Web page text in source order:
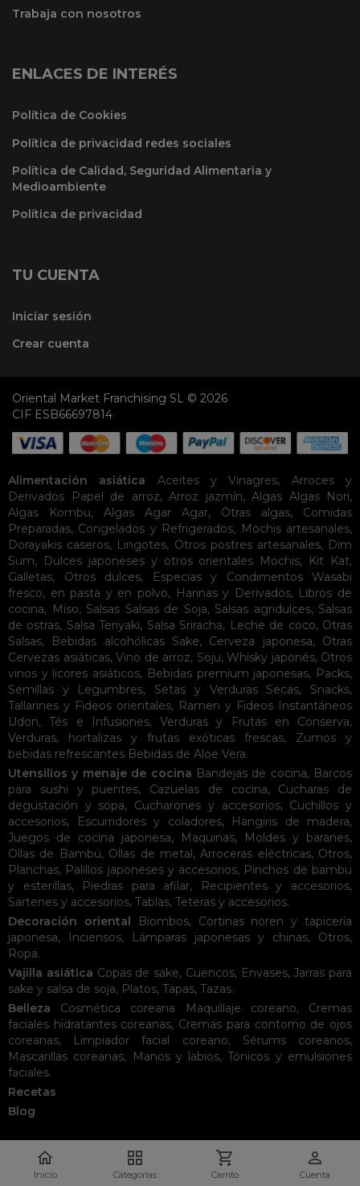
Trabaja con nosotros
ENLACES DE INTERÉS
Política de Cookies
Política de privacidad redes sociales
Política de Calidad, Seguridad Alimentaria y
Medioambiente
Política de privacidad
TU CUENTA
Iniciar sesión
Crear cuenta
Oriental Market Franchising SL © 2026
CIF ESB66697814
Alimentación asiática Aceites y Vinagres, Arroces y
Derivados
Papel de arroz, Arroz jazmín, Algas Algas Nori,
Algas Kombu, Algas Agar Agar, Otras algas, Comidas
Preparadas, Congelados y Refrigerados, Mochis artesanales,
Dorayakis caseros, Lingotes, Otros postres artesanales, Dim
Sum, Dulces japoneses y otros orientales Mochis, Kit Kat,
Galletas, Otros dulces, Especias y Condimentos
Wasabi
fresco, en pasta y en polvo, Harinas y Derivados, Libros de
cocina, Miso, Salsas Salsas de Soja, Salsas agridulces, Salsas
de ostras, Salsa Teriyaki, Salsa Sriracha, Leche de coco, Otras
Salsas, Bebidas alcohólicas Sake, Cerveza japonesa, Otras
Cervezas asiáticas, Vino de arroz, Soju, Whisky japonés, Otros
vinos y licores asiáticos, Bebidas premium japonesas, Packs,
Semillas y Legumbres, Setas y Verduras Secas, Snacks,
Tallarines y Fideos orientales, Ramen y Fideos Instantáneos
Udon,Tés e Infusiones, Verduras y Frutas en Conserva,
Verduras, hortalizas y frutas exóticas frescas, Zumos y
bebidas refrescantes Bebidas de Aloe Vera.
Utensilios y menaje de cocina Bandejas de cocina, Barcos
para sushi y puentes, Cazuelas de cocina, Cucharas de
degustación y sopa, Cucharones y accesorios, Cuchillos y
accesorios, Escurridores y coladores, Hangiris de madera,
Juegos de cocina japonesa, Maquinas, Moldes y baranes,
Ollas de Bambú, Ollas de metal,Arroceras eléctricas, Otros,
Planchas, Palillos japoneses y accesorios, Pinchos de bambu
y esterillas, Piedras para afilar, Recipientes y accesorios,
Sartenes y accesorios, Tablas, Teteras y accesorios.
Decoración oriental
Biombos, Cortinas noren y tapicería
japonesa, Inciensos, Lámparas japonesas y chinas, Otros,
Ropa.
Vajilla asiática Copas de sake, Cuencos, Envases,Jarras para
sake y salsa de soja, Platos, Tapas, Tazas.
Belleza
Cosmética coreana Maquillaje coreano, Cremas
faciales hidratantes coreanas, Cremas para contorno de ojos
coreanas, Limpiador facial coreano, Sérums coreanos,
Mascarillas coreanas, Manos y labios,Tónicos y emulsiones
faciales.
Recetas
Blog

Inicio

Categorías

Carrito

Cuenta